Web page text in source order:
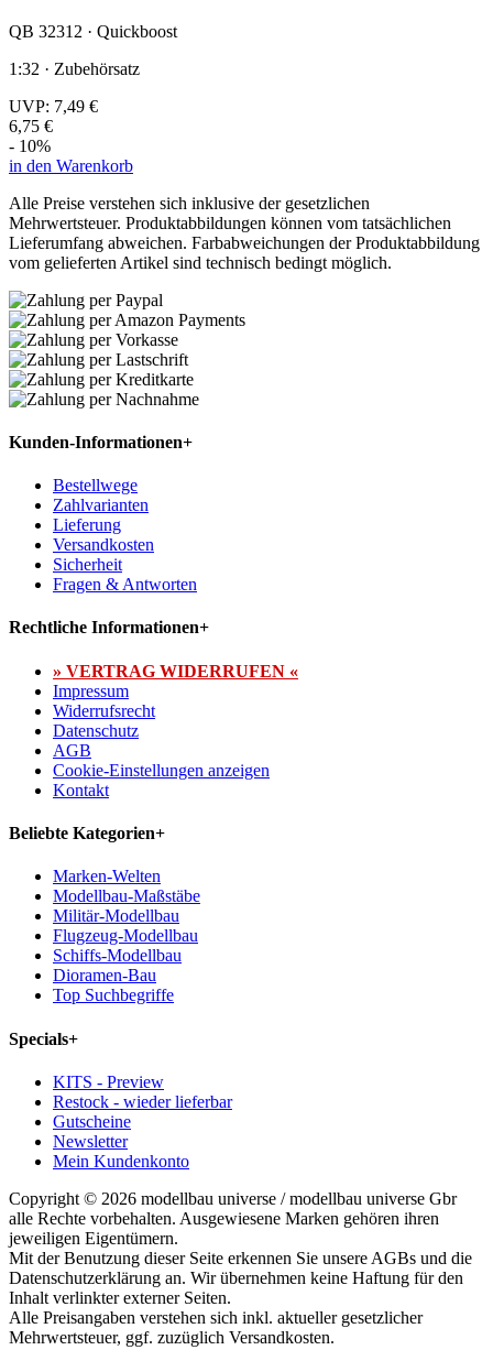
QB 32312 · Quickboost
1:32 · Zubehörsatz
UVP: 7,49 €
6,75 €
- 10%
in den Warenkorb
Alle Preise verstehen sich inklusive der gesetzlichen
Mehrwertsteuer. Produktabbildungen können vom tatsächlichen
Lieferumfang abweichen. Farbabweichungen der Produktabbildung
vom gelieferten Artikel sind technisch bedingt möglich.
Kunden-Informationen+
Bestellwege
Zahlvarianten
Lieferung
Versandkosten
Sicherheit
Fragen & Antworten
Rechtliche Informationen+
» VERTRAG WIDERRUFEN «
Impressum
Widerrufsrecht
Datenschutz
AGB
Cookie-Einstellungen anzeigen
Kontakt
Beliebte Kategorien+
Marken-Welten
Modellbau-Maßstäbe
Militär-Modellbau
Flugzeug-Modellbau
Schiffs-Modellbau
Dioramen-Bau
Top Suchbegriffe
Specials+
KITS - Preview
Restock - wieder lieferbar
Gutscheine
Newsletter
Mein Kundenkonto
Copyright © 2026 modellbau universe / modellbau universe Gbr
alle Rechte vorbehalten. Ausgewiesene Marken gehören ihren
jeweiligen Eigentümern.
Mit der Benutzung dieser Seite erkennen Sie unsere AGBs und die
Datenschutzerklärung an. Wir übernehmen keine Haftung für den
Inhalt verlinkter externer Seiten.
Alle Preisangaben verstehen sich inkl. aktueller gesetzlicher
Mehrwertsteuer, ggf. zuzüglich Versandkosten.